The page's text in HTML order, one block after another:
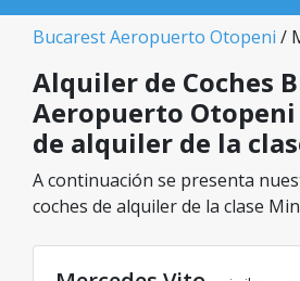
Bucarest Aeropuerto Otopeni /
Alquiler de Coches
Aeropuerto Otopeni
de alquiler de la
A continuación se presenta
coches de alquiler de la clase